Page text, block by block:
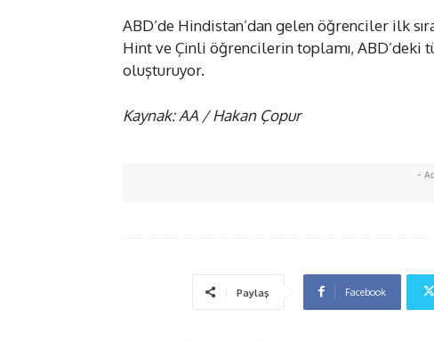
ABD’de Hindistan’dan gelen öğrenciler ilk
Hint ve Çinli öğrencilerin toplamı, ABD’deki
oluşturuyor.
Kaynak: AA / Hakan Çopur
-
Paylaş Facebook